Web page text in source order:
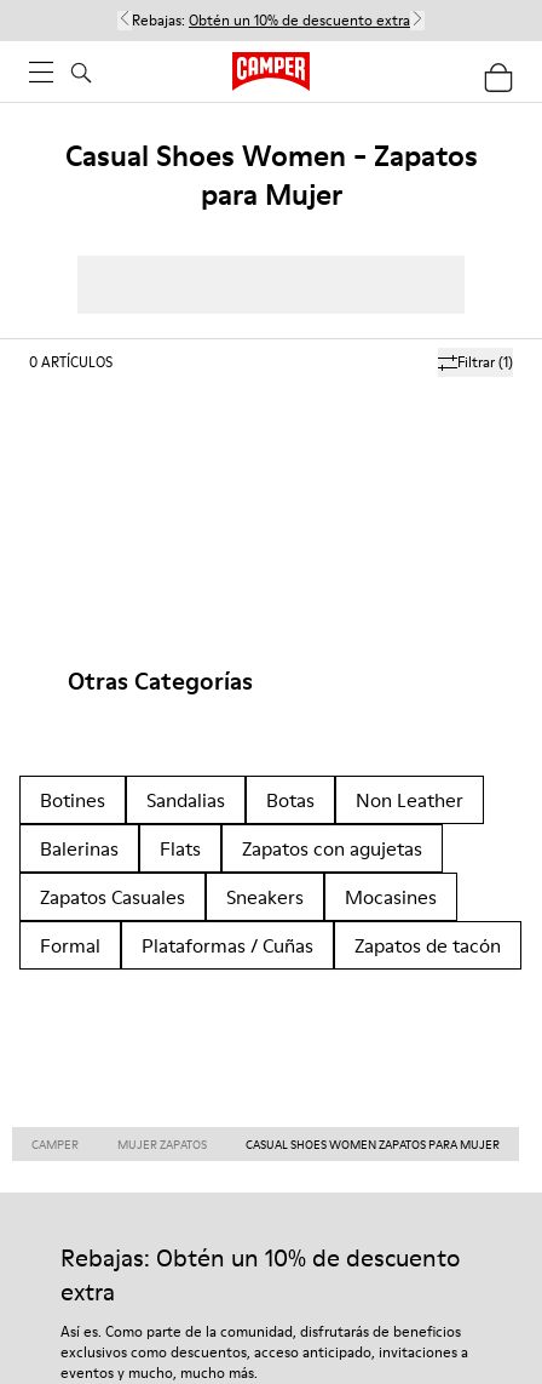
Rebajas: Obtén un 10% de descuento extra
Casual Shoes Women - Zapatos
para Mujer
Filtrar(1)
0ARTÍCULOS
Otras Categorías
Botines Sandalias Botas
Non Leather
Balerinas
Flats
Zapatos con agujetas
Zapatos Casuales
Sneakers
Mocasines
Formal
Plataformas / Cuñas Zapatos de tacón
CAMPER MUJER ZAPATOS CASUAL SHOES WOMEN ZAPATOS PARA MUJER
Rebajas: Obtén un 10% de descuento
extra
Así es. Como parte de la comunidad, disfrutarás de beneficios
exclusivos como descuentos, acceso anticipado, invitaciones a
eventos y mucho, mucho más.